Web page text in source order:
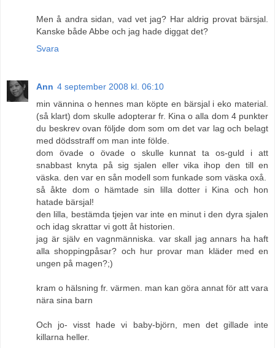
Men å andra sidan, vad vet jag? Har aldrig provat bärsjal.
Kanske både Abbe och jag hade diggat det?
Svara
Ann 4 september 2008 kl. 06:10
min vännina o hennes man köpte en bärsjal i eko material.
(så klart) dom skulle adopterar fr. Kina o alla dom 4 punkter
du beskrev ovan följde dom som om det var lag och belagt
med dödsstraff om man inte földe.
dom övade o övade o skulle kunnat ta os-guld i att
snabbast knyta på sig sjalen eller vika ihop den till en
väska. den var en sån modell som funkade som väska oxå.
så åkte dom o hämtade sin lilla dotter i Kina och hon
hatade bärsjal!
den lilla, bestämda tjejen var inte en minut i den dyra sjalen
och idag skrattar vi gott åt historien.
jag är själv en vagnmänniska. var skall jag annars ha haft
alla shoppingpåsar? och hur provar man kläder med en
ungen på magen?;)
kram o hälsning fr. värmen. man kan göra annat för att vara
nära sina barn
Och jo- visst hade vi baby-björn, men det gillade inte
killarna heller.